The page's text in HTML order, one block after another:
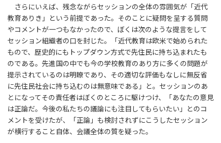
さらにいえば、残念ながらセッションの全体の雰囲気が「近代
教育ありき」という前提であった。そのことに疑問を呈する質問
やコメントが一つもなかったので、ぼくは次のような提言をして
セッション組織者の口を封じた。「近代教育は欧米で始められた
もので、歴史的にもトップダウン方式で先住民に持ち込まれたも
のである。先進国の中でも今の学校教育のあり方に多くの問題が
提示されているのは明瞭であり、その適切な評価もなしに無反省
に先住民社会に持ち込むのは無意味である」と。セッションのあ
とになってその責任者はぼくのところに駆けつけ、「あなたの意見
は正論だ。今後の私たちの議論にも注目してもらいたい」とのコ
メントを受けたが、「正論」も検討されずにこうしたセッション
が横行すること自体、会議全体の質を疑った。